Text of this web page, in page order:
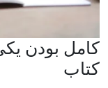
کامل بودن
کتاب